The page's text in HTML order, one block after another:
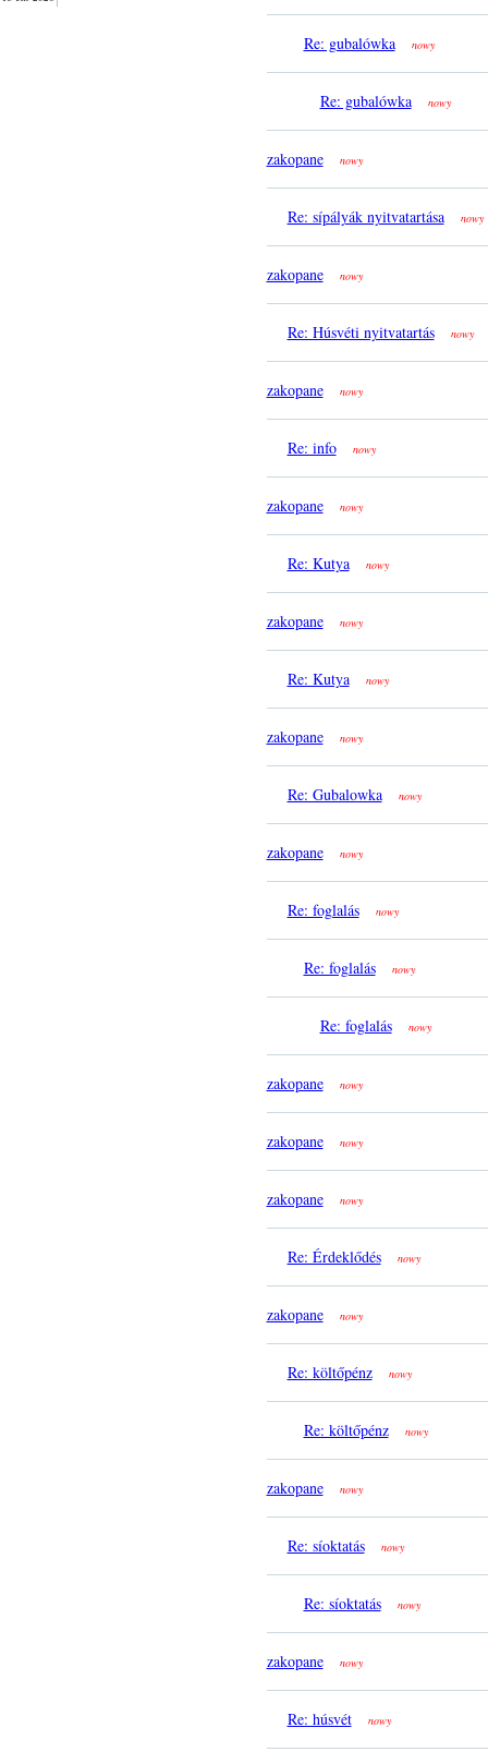
Re: gubalówka nowy
Re: gubalówka nowy
zakopane nowy
Re: sípályák nyitvatartása nowy
zakopane nowy
Re: Húsvéti nyitvatartás nowy
zakopane nowy
Re: info nowy
zakopane nowy
Re: Kutya nowy
zakopane nowy
Re: Kutya nowy
zakopane nowy
Re: Gubalowka nowy
zakopane nowy
Re: foglalás nowy
Re: foglalás nowy
Re: foglalás nowy
zakopane nowy
zakopane nowy
zakopane nowy
Re: Érdeklődés nowy
zakopane nowy
Re: költőpénz nowy
Re: költőpénz nowy
zakopane nowy
Re: síoktatás nowy
Re: síoktatás nowy
zakopane nowy
Re: húsvét nowy